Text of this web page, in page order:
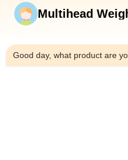
Multihead
Good day, what product are